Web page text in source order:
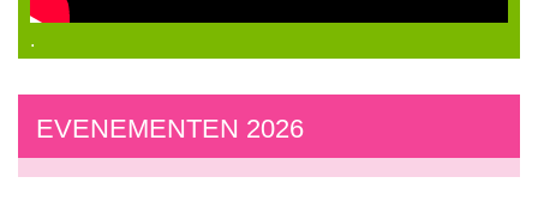
.
EVENEMENTEN 2026